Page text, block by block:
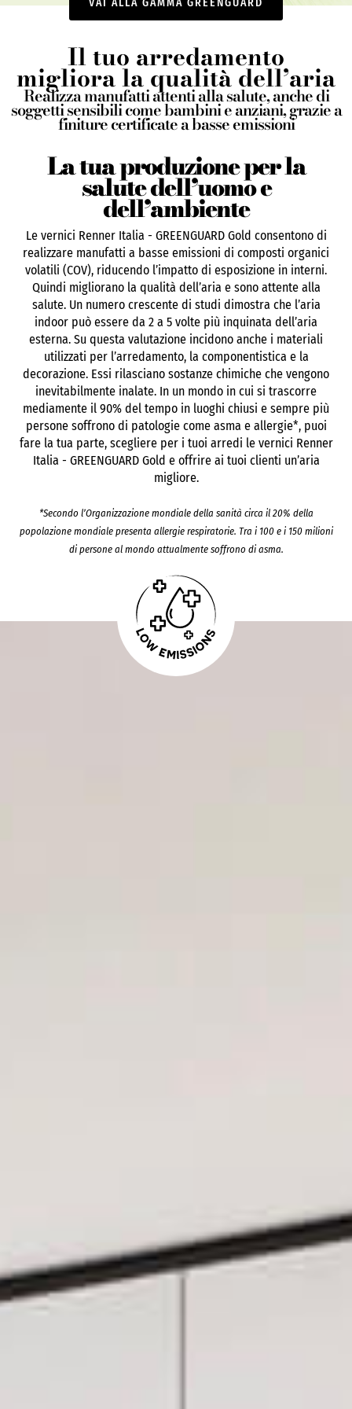
VAI ALLA GAMMA GREENGUARD
Il tuo arredamento
migliora la qualità dell’aria
Realizza manufatti attenti alla salute, anche di
soggetti sensibili come bambini e anziani, grazie a
finiture certificate a basse emissioni
La tua produzione per la
salute dell’uomo e
dell’ambiente
Le vernici Renner Italia - GREENGUARD Gold consentono di
realizzare manufatti a basse emissioni di composti organici
volatili (COV), riducendo l’impatto di esposizione in interni.
Quindi migliorano la qualità dell’aria e sono attente alla
salute. Un numero crescente di studi dimostra che l’aria
indoor può essere da 2 a 5 volte più inquinata dell’aria
esterna. Su questa valutazione incidono anche i materiali
utilizzati per l’arredamento, la componentistica e la
decorazione. Essi rilasciano sostanze chimiche che vengono
inevitabilmente inalate. In un mondo in cui si trascorre
mediamente il 90% del tempo in luoghi chiusi e sempre più
persone soffrono di patologie come asma e allergie*, puoi
fare la tua parte, scegliere per i tuoi arredi le vernici Renner
Italia - GREENGUARD Gold e offrire ai tuoi clienti un’aria
migliore.
*Secondo l’Organizzazione mondiale della sanità circa il 20% della
popolazione mondiale presenta allergie respiratorie. Tra i 100 e i 150 milioni
di persone al mondo attualmente soffrono di asma.